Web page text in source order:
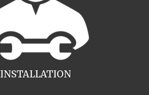
INSTALLATION